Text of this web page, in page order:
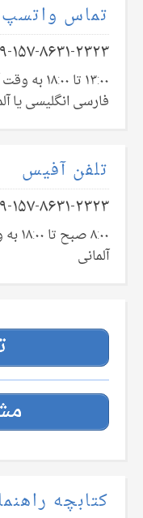
تماس
۰۰۴۹-۱۵۷-۸۶۳۱-
۱۳:۰۰ تا
فارسی انگلیسی یا
تلفن آفیس
۰۰۴۹-۱۵۷-۸۶۳۱-
آلمانی
کتابچه